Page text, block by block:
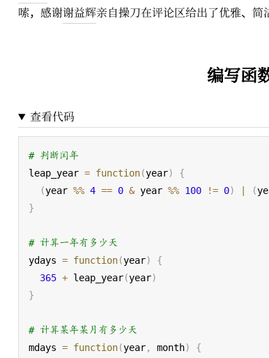
嗦，感谢谢益辉亲自操刀在评论区给出了优雅、简
编写函
查看代码
# 判断闰年
leap_year = function(year)
{
(year %% 4 == 0 & year %% 100 != 0) (
}
# 计算一年有多少天
ydays = function(year)
{
365 + leap_year(year)
}
# 计算某年某月有多少天
mdays = function(year, month)
{